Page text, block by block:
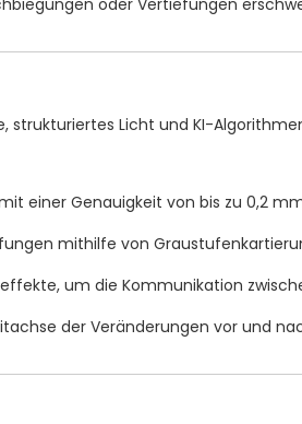
oder Vertiefungen
Licht und KI-
einer Genauigkeit von bis zu 0,2
mithilfe von
um die Kommunikation
der Veränderungen vor und